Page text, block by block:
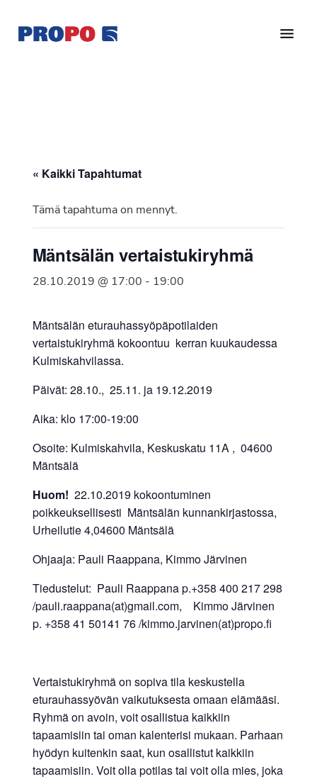
pääsisältöön
alatunnisteeseen
Ry
vuonna
Suomen
« Kaikki Tapahtumat
Tämä tapahtuma on mennyt.
Mäntsälän vertaistukiryhmä
28.10.2019 @ 17:00 - 19:00
Mäntsälän eturauhassyöpäpotilaiden
vertaistukiryhmä kokoontuu kerran kuukaudessa
Kulmiskahvilassa.
Päivät: 28.10., 25.11. ja 19.12.2019
Aika: klo 17:00-19:00
Osoite: Kulmiskahvila, Keskuskatu 11A , 04600
Mäntsälä
Huom! 22.10.2019 kokoontuminen
poikkeuksellisesti Mäntsälän kunnankirjastossa,
Urheilutie 4,04600 Mäntsälä
Ohjaaja: Pauli Raappana, Kimmo Järvinen
Tiedustelut: Pauli Raappana p.+358 400 217 298
/pauli.raappana(at)gmail.com, Kimmo Järvinen
p. +358 41 50141 76 /kimmo.jarvinen(at)propo.fi
Vertaistukiryhmä on sopiva tila keskustella
eturauhassyövän vaikutuksesta omaan elämääsi.
Ryhmä on avoin, voit osallistua kaikkiin
tapaamisiin tai oman kalenterisi mukaan. Parhaan
hyödyn kuitenkin saat, kun osallistut kaikkiin
tapaamisiin. Voit olla potilas tai voit olla mies, joka